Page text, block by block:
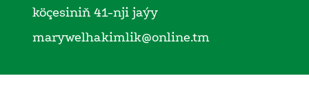
köçesiniň 41-nji jaýy
marywelhakimlik@online.tm